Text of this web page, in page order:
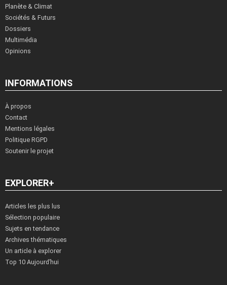
Planète & Climat
Sociétés & Futurs
Dossiers
Multimédia
Opinions
INFORMATIONS
À propos
Contact
Mentions légales
Politique RGPD
Soutenir le projet
EXPLORER+
Articles les plus lus
Sélection populaire
Sujets en tendance
Archives thématiques
Un article à explorer
Top 10 Aujourd’hui